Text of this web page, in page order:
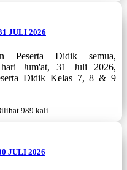
JULI 2026
Peserta Didik semua,
Jum'at, 31 Juli 2026,
Didik Kelas 7, 8 & 9
989 kali
JULI 2026